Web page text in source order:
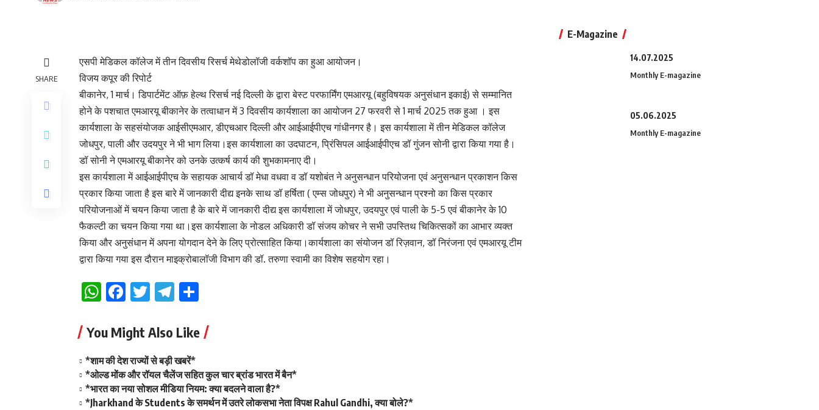
SHARE
एसपी मेडिकल कॉलेज में तीन दिवसीय रिसर्च मेथेडोलॉजी वर्कशॉप का हुआ आयोजन।
विजय कपूर की रिपोर्ट
बीकानेर, 1 मार्च। डिपार्टमेंट ऑफ़ हेल्थ रिसर्च नई दिल्ली के द्वारा बेस्ट परफार्मिंग एमआरयू (बहुविषयक अनुसंधान इकाई) से सम्मानित
होने के पशचात एमआरयू बीकानेर के तत्वाधान में 3 दिवसीय कार्यशाला का आयोजन 27 फरवरी से 1 मार्च 2025 तक हुआ । इस
कार्यशाला के सहसंयोजक आईसीएमआर, डीएचआर दिल्ली और आईआईपीएच गांधीनगर है। इस कार्यशाला में तीन मेडिकल कॉलेज
जोधपुर, पाली और उदयपुर ने भी भाग लिया।इस कार्यशाला का उदघाटन, प्रिंसिपल आईआईपीएच डॉ गुंजन सोनी द्वारा किया गया है।
डॉ सोनी ने एमआरयू बीकानेर को उनके उत्कर्ष कार्य की शुभकामनाए दी।
इस कार्यशाला में आईआईपीएच के सहायक आचार्य डॉ मेधा वधवा व डॉ यशोबंत ने अनुसन्धान परियोजना एवं अनुसन्धान प्रकाशन किस
प्रकार किया जाता है इस बारे में जानकारी दीद्य इनके साथ डॉ हर्षिता ( एम्स जोधपुर) ने भी अनुसन्धान प्रश्नो का किस प्रकार
परियोजनाओं में चयन किया जाता है के बारे में जानकारी दीद्य इस कार्यशाला में जोधपुर, उदयपुर एवं पाली के 5-5 एवं बीकानेर के 10
फैकल्टी का चयन किया गया था।इस कार्यशाला के नोडल अधिकारी डॉ संजय कोचर ने सभी उपस्तिथ चिकित्सकों का आभार व्यक्त
किया और अनुसंधान में अपना योगदान देने के लिए प्रोत्साहित किया।कार्यशाला का संयोजन डॉ रिज़वान, डॉ निरंजना एवं एमआरयू टीम
द्वारा किया गया इस दौरान माइक्रोबालॉजी विभाग की डॉ. तरुणा स्वामी का विशेष सहयोग रहा।
WhatsApp
Facebook
TwitterTelegram
You Might Also Like
*शाम की देश राज्यों से बड़ी खबरें*
*ओल्ड मोंक और रॉयल चैलेंज सहित कुल चार ब्रांड भारत में बैन*
*भारत का नया सोशल मीडिया नियम: क्या बदलने वाला है?*
*Jharkhand के Students के समर्थन में उतरे लोकसभा नेता विपक्ष Rahul Gandhi, क्या बोले?*
E-Magazine
14.07.2025
Monthly E-magazine
05.06.2025
Monthly E-magazine